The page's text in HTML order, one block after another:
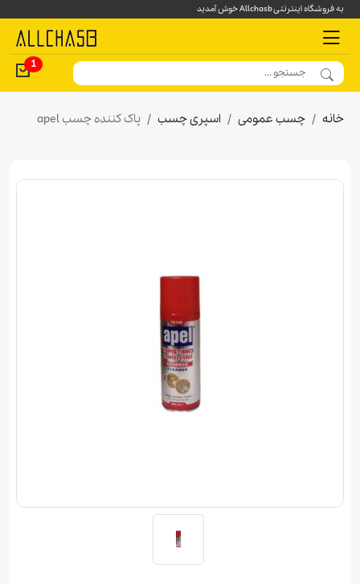
به فروشگاه اینترنتی Allchasb خوش آمدید
1
خانه چسب عمومی اسپری چسب پاک کننده چسب apel